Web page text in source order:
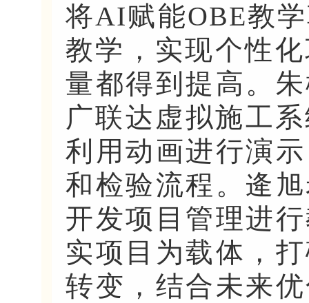
将AI赋能OBE教
教学，实现个性
量都得到提高。
广联达虚拟施工
利用动画进行演
和检验流程。逄
开发项目管理进
实项目为载体，
转变，结合未来